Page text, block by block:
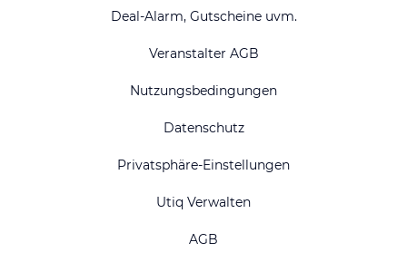
Deal-Alarm, Gutscheine uvm.
Veranstalter AGB
Nutzungsbedingungen
Datenschutz
Privatsphäre-Einstellungen
Utiq Verwalten
AGB